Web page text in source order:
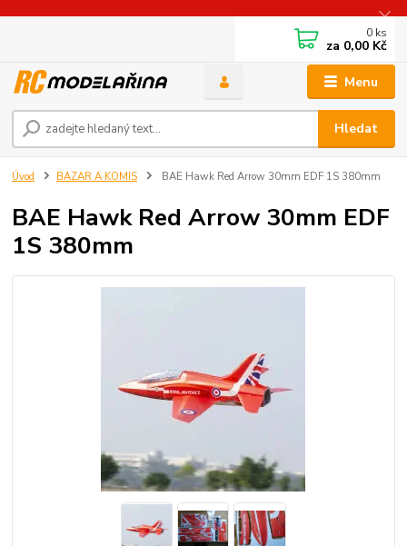
Menu
Hledat
0 ks
za 0,00 Kč
Úvod BAZAR A KOMIS BAE Hawk Red Arrow 30mm EDF 1S 380mm
BAE Hawk Red Arrow 30mm EDF
1S 380mm